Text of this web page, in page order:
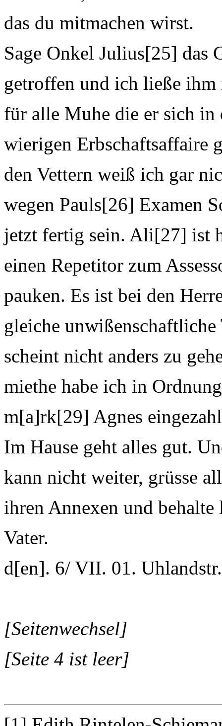
das du mitmachen wirst.
Sage Onkel Julius[25] das
getroffen und ich ließe ihm
für alle Muhe die er sich in
wierigen Erbschaftsaffaire
den Vettern weiß ich gar
wegen Pauls[26] Examen
jetzt fertig sein. Ali[27] ist
einen Repetitor zum
pauken. Es ist bei den
gleiche unwißenschaftliche
scheint nicht anders zu
miethe habe ich in
m[a]rk[29] Agnes
Im Hause geht alles gut.
kann nicht weiter, grüsse
ihren Annexen und behalte
Vater.
d[en]. 6/ VII. 01.
[Seitenwechsel]
[Seite 4 ist leer]